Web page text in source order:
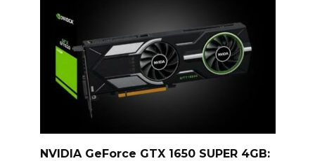
NVIDIA GeForce GTX 1650 SUPER 4GB: